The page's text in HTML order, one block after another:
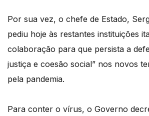
Por sua vez, o chefe de Estado,
pediu hoje às restantes instituições
colaboração para que persista a
justiça e coesão social” nos novos
pela pandemia.
Para conter o vírus, o Governo